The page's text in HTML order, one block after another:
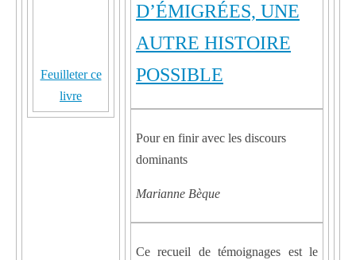
Feuilleter ce
livre
D’ÉMIGRÉES, UNE
AUTRE HISTOIRE
POSSIBLE
Pour en finir avec les discours
dominants
Marianne Bèque
Ce recueil de témoignages est le